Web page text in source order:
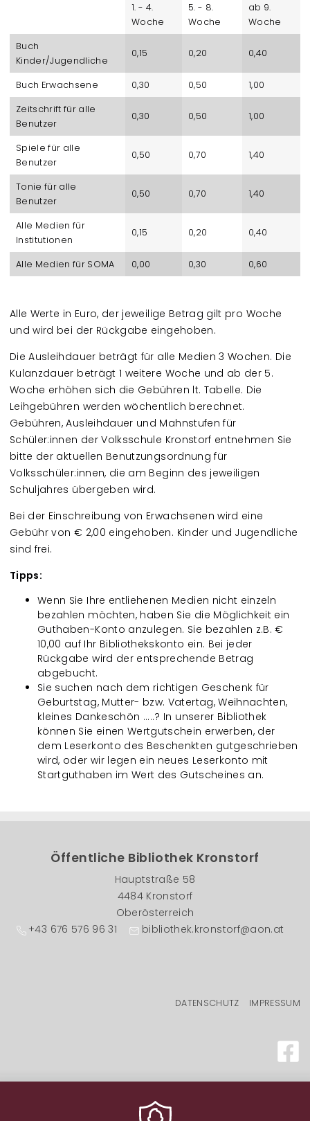
1. - 4.
Woche
5. - 8.
Woche
ab 9.
Woche
Buch
Kinder/Jugendliche
0,15 0,20 0,40
Buch Erwachsene 0,30 0,50 1,00
Zeitschrift für alle
Benutzer
0,30 0,50 1,00
Spiele für alle
Benutzer
0,50 0,70 1,40
Tonie für alle
Benutzer
0,50 0,70 1,40
Alle Medien für
Institutionen
0,15 0,20 0,40
Alle Medien für SOMA 0,00 0,30 0,60
Alle Werte in Euro, der jeweilige Betrag gilt pro Woche
und wird bei der Rückgabe eingehoben.
Die Ausleihdauer beträgt für alle Medien 3 Wochen. Die
Kulanzdauer beträgt 1 weitere Woche und ab der 5.
Woche erhöhen sich die Gebühren lt. Tabelle. Die
Leihgebühren werden wöchentlich berechnet.
Gebühren, Ausleihdauer und Mahnstufen für
Schüler:innen der Volksschule Kronstorf entnehmen Sie
bitte der aktuellen Benutzungsordnung für
Volksschüler:innen, die am Beginn des jeweiligen
Schuljahres übergeben wird.
Bei der Einschreibung von Erwachsenen wird eine
Gebühr von € 2,00 eingehoben. Kinder und Jugendliche
sind frei.
Tipps:
Wenn Sie Ihre entliehenen Medien nicht einzeln
bezahlen möchten, haben Sie die Möglichkeit ein
Guthaben-Konto anzulegen. Sie bezahlen z.B. €
10,00 auf Ihr Bibliothekskonto ein. Bei jeder
Rückgabe wird der entsprechende Betrag
abgebucht.
Sie suchen nach dem richtigen Geschenk für
Geburtstag, Mutter- bzw. Vatertag, Weihnachten,
kleines Dankeschön .....? In unserer Bibliothek
können Sie einen Wertgutschein erwerben, der
dem Leserkonto des Beschenkten gutgeschrieben
wird, oder wir legen ein neues Leserkonto mit
Startguthaben im Wert des Gutscheines an.
Öffentliche Bibliothek Kronstorf
Hauptstraße 58
4484 Kronstorf
Oberösterreich
+43 676 576 96 31
bibliothek.kronstorf@aon.at
DATENSCHUTZ IMPRESSUM